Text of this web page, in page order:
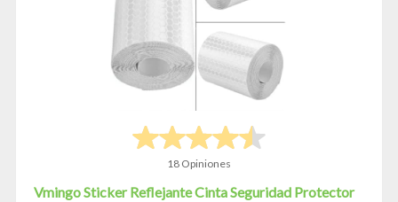
18 Opiniones
Vmingo Sticker Reflejante Cinta Seguridad Protector